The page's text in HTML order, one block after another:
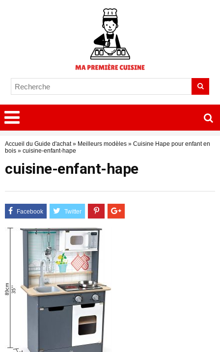
Accueil du Guide d'achat» Meilleurs modèles » Cuisine Hape pour enfant en
bois » cuisine-enfant-hape
cuisine-enfant-hape